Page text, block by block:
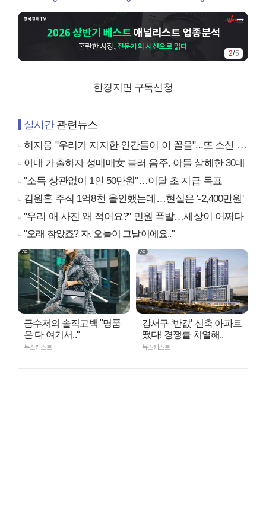
3/5
한경지면 구독신청
실시간관련뉴스
허지웅 "우리가 지지한 인간들이 이 꼴을"...또 소신 발언
아내 가출하자 성매매女 불러 음주, 아들 살해한 30대
"소득 상관없이 1인 50만원"…이달 초 지급 목표
김원훈 주식 1억8천 올인했는데…현실은 '-2,400만원'
"우리 애 사진 왜 적어요?" 민원 폭발…세상이 어쩌다
"오래 참았죠? 자, 오늘이 그날이에요.."
금수저의 솔직고백 "명품
은 다 여기서.."
뉴스캐스트
강서구 ‘반값’ 신축 아파트
떴다! 경쟁률 치열해..
뉴스캐스트